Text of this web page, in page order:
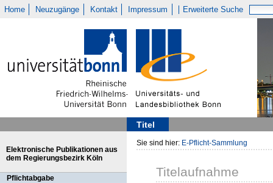
Home Neuzugänge Kontakt Impressum Erweiterte Suche
Titel
Elektronische Publikationen aus
dem Regierungsbezirk Köln
Pflichtabgabe
Sie sind hier: E-Pflicht-Sammlung
Titelaufnahme